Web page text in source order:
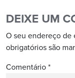
DEIXE UM
O seu endereço de
obrigatórios são
Comentário *